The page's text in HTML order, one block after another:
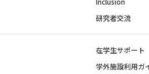
研究者交流
在学生サポート
学外施設利用ガ